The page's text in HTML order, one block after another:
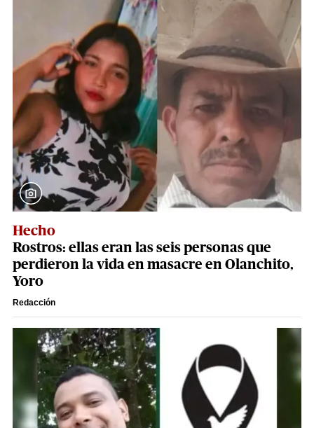
Hecho
Rostros: ellas eran las seis personas que
perdieron la vida en masacre en Olanchito,
Yoro
Redacción